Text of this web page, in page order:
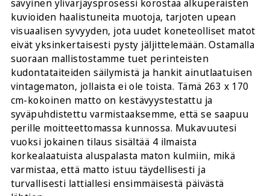
sävyinen ylivärjäysprosessi korostaa alkuperäisten
kuvioiden haalistuneita muotoja, tarjoten upean
visuaalisen syvyyden, jota uudet koneteolliset matot
eivät yksinkertaisesti pysty jäljittelemään. Ostamalla
suoraan mallistostamme tuet perinteisten
kudontataiteiden säilymistä ja hankit ainutlaatuisen
vintagematon, jollaista ei ole toista. Tämä 263 x 170
cm-kokoinen matto on kestävyystestattu ja
syväpuhdistettu varmistaaksemme, että se saapuu
perille moitteettomassa kunnossa. Mukavuutesi
vuoksi jokainen tilaus sisältää 4 ilmaista
korkealaatuista aluspalasta maton kulmiin, mikä
varmistaa, että matto istuu täydellisesti ja
turvallisesti lattiallesi ensimmäisestä päivästä